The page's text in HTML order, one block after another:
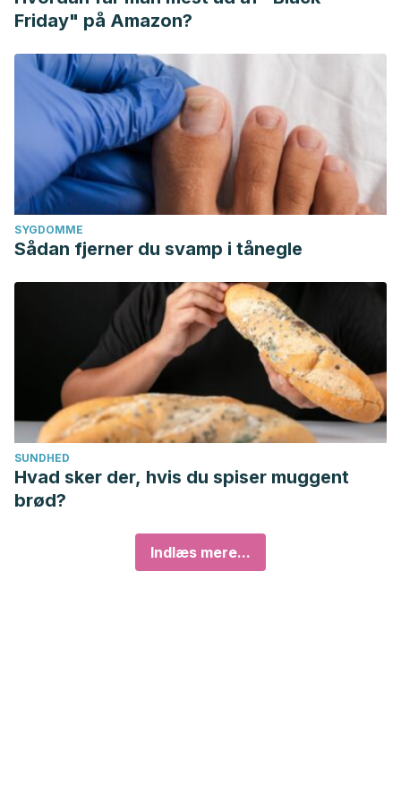
Friday" på Amazon?
SYGDOMME
Sådan fjerner du svamp i tånegle
SUNDHED
Hvad sker der, hvis du spiser muggent
brød?
Indlæs mere...